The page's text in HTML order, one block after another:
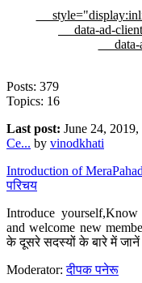
data-ad-
data-
Posts: 379
Topics: 16
Last post: June 24,
Ce... by vinodkhati
Introduction of
परिचय
Introduce
and welcome new
के दूसरे सदस्यों के बारे में
Moderator:दीपक पनेरू